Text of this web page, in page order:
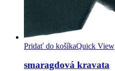
Pridať do košíkaQuick View
smaragdová kravata